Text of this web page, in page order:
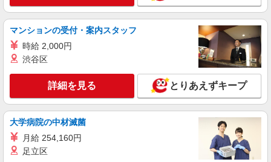
看護助手（ナースエイド）
時給1,300円 ★週払いOK（規定あり） ※給与
幅は経験・能力による
広島県広島市中区 【最寄駅】小網町電停
詳細を見る
アルバイト パート 派遣社員
日研トータルソーシング株式会社 メディカルケア事業部/広島オフィ
ス【看護助手】
看護助手（ナースエイド）
時給1,300円 ★週払いOK（規定あり） ※給与
マンションの受付・案内スタッフ
時給 2,000円
渋谷区
詳細を見る とりあえずキープ
大学病院の中材滅菌
月給 254,160円
足立区